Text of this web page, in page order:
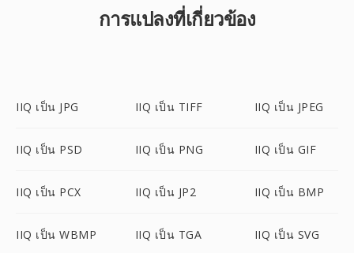
การแปลงที่เกี่ยวข้อง
IIQ เป็น JPG IIQ เป็น TIFF IIQ เป็น JPEG
IIQ เป็น PSD IIQ เป็น PNG IIQ เป็น GIF
IIQ เป็น PCX IIQ เป็น JP2 IIQ เป็น BMP
IIQ เป็น WBMP IIQ เป็น TGA IIQ เป็น SVG